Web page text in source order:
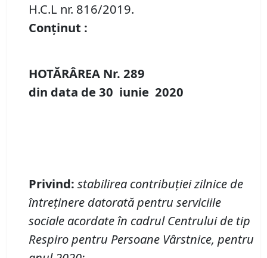
H.C.L nr. 816/2019.
Conținut :
HOTĂRÂREA Nr. 289
din data de 30 iunie 2020
Privind: stabilirea contribuţiei zilnice de
întreținere datorată pentru serviciile
sociale acordate în cadrul Centrului de tip
Respiro pentru Persoane Vârstnice, pentru